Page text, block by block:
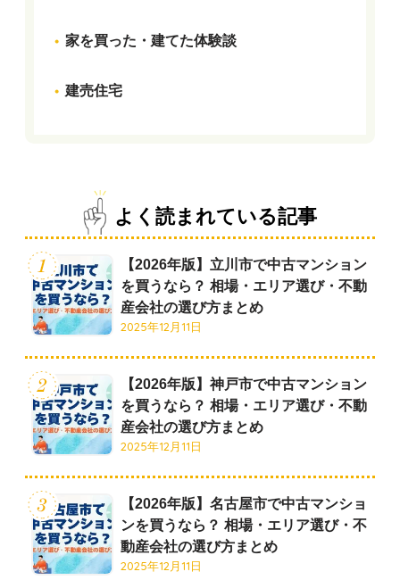
家を買った・建てた体験談
建売住宅
よく読まれている記事
【2026年版】立川市で中古マンション
を買うなら？ 相場・エリア選び・不動
産会社の選び方まとめ
2025年12月11日
【2026年版】神戸市で中古マンション
を買うなら？ 相場・エリア選び・不動
産会社の選び方まとめ
2025年12月11日
【2026年版】名古屋市で中古マンショ
ンを買うなら？ 相場・エリア選び・不
動産会社の選び方まとめ
2025年12月11日